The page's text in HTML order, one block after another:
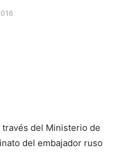
través del Ministerio de
del embajador ruso